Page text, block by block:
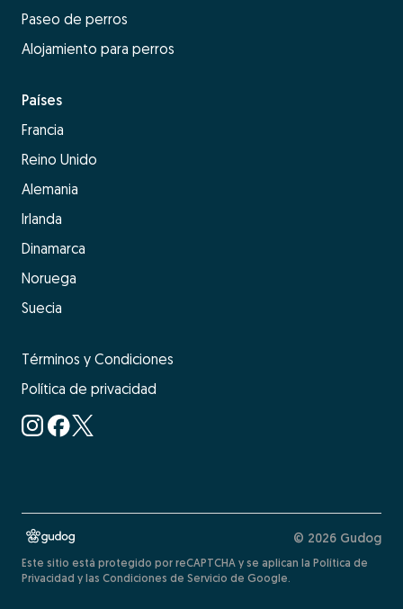
Paseo de perros
Alojamiento para perros
Países
Francia
Reino Unido
Alemania
Irlanda
Dinamarca
Noruega
Suecia
Términos y Condiciones
Política de privacidad
© 2026 Gudog
Este sitio está protegido por reCAPTCHA y se aplican la Política de
Privacidad y las Condiciones de Servicio de Google.